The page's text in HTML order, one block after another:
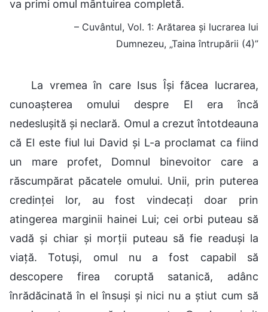
va primi omul mântuirea completă.
– Cuvântul, Vol. 1: Arătarea și lucrarea lui
Dumnezeu, „Taina întrupării (4)”
La vremea în care Isus Își făcea lucrarea,
cunoașterea omului despre El era încă
nedeslușită și neclară. Omul a crezut întotdeauna
că El este fiul lui David și L-a proclamat ca fiind
un mare profet, Domnul binevoitor care a
răscumpărat păcatele omului. Unii, prin puterea
credinței lor, au fost vindecați doar prin
atingerea marginii hainei Lui; cei orbi puteau să
vadă și chiar și morții puteau să fie readuși la
viață. Totuși, omul nu a fost capabil să
descopere firea coruptă satanică, adânc
înrădăcinată în el însuși și nici nu a știut cum să